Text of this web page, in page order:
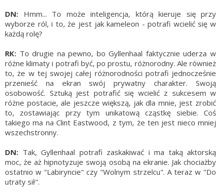
DN: Hmm... To może inteligencja, którą kieruje się przy
wyborze ról, i to, że jest jak kameleon - potrafi wcielić się w
każdą rolę?
RK: To drugie na pewno, bo Gyllenhaal faktycznie uderza w
różne klimaty i potrafi być, po prostu, różnorodny. Ale również
to, że w tej swojej całej różnorodności potrafi jednocześnie
przenieść na ekran swój prywatny charakter. Swoją
osobowość. Sztuką jest potrafić się wcielić z sukcesem w
różne postacie, ale jeszcze większą, jak dla mnie, jest zrobić
to, zostawiając przy tym unikatową cząstkę siebie. Coś
takiego ma na Clint Eastwood, z tym, że ten jest nieco mniej
wszechstronny.
DN: Tak, Gyllenhaal potrafi zaskakiwać i ma taką aktorską
moc, że aż hipnotyzuje swoją osobą na ekranie. Jak chociażby
ostatnio w "Labiryncie" czy "Wolnym strzelcu". A teraz w "Do
utraty sił".